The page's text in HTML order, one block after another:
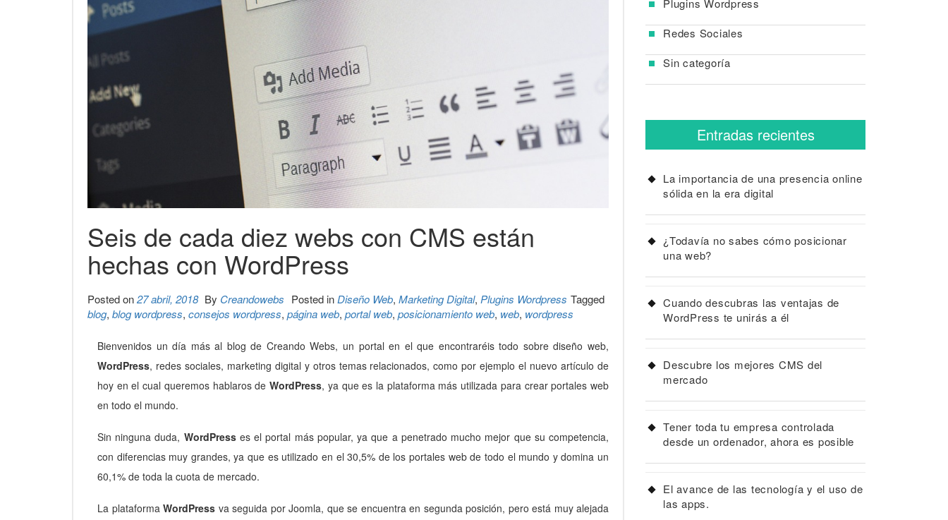
Seis de cada diez webs con CMS están
hechas con WordPress
Posted on27 abril, 2018 By Creandowebs Posted inDiseño Web, Marketing Digital, Plugins Wordpress Tagged
blog, blog wordpress, consejos wordpress, página web, portal web, posicionamiento web, web, wordpress
Bienvenidos un día más al blog de Creando Webs, un portal en el que encontraréis todo sobre diseño web,
WordPress, redes sociales, marketing digital y otros temas relacionados, como por ejemplo el nuevo artículo de
hoy en el cual queremos hablaros deWordPress, ya que es la plataforma más utilizada para crear portales web
en todo el mundo.
Sin ninguna duda, WordPresses el portal más popular, ya que a penetrado mucho mejor que su competencia,
con diferencias muy grandes, ya que es utilizado en el 30,5% de los portales web de todo el mundo y domina un
60,1% de toda la cuota de mercado.
La plataforma WordPress va seguida por Joomla, que se encuentra en segunda posición, pero está muy alejada
Redes Sociales
Sin categoría
Entradas recientes
La importancia de una presencia online
sólida en la era digital
¿Todavía no sabes cómo posicionar
una web?
Cuando descubras las ventajas de
WordPress te unirás a él
Descubre los mejores CMS del
mercado
Tener toda tu empresa controlada
desde un ordenador, ahora es posible
El avance de las tecnología y el uso de
las apps.